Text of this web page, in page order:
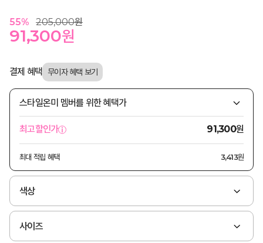
55% 205,000원
91,300원
결제 혜택
스타일온미 멤버를 위한 혜택가
최고할인가 91,300원
최대 적립 혜택 3,413원
색상
사이즈